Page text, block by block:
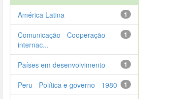
1
América Latina
1
Comunicação - Cooperação
internac...
1
Países em desenvolvimento
1
Peru - Política e governo - 1980-